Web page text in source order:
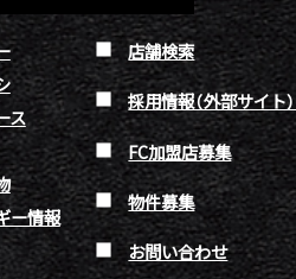
ス
ー情報
店舗検索
採用情報（外部サイト）
FC加盟店募集
物件募集
お問い合わせ